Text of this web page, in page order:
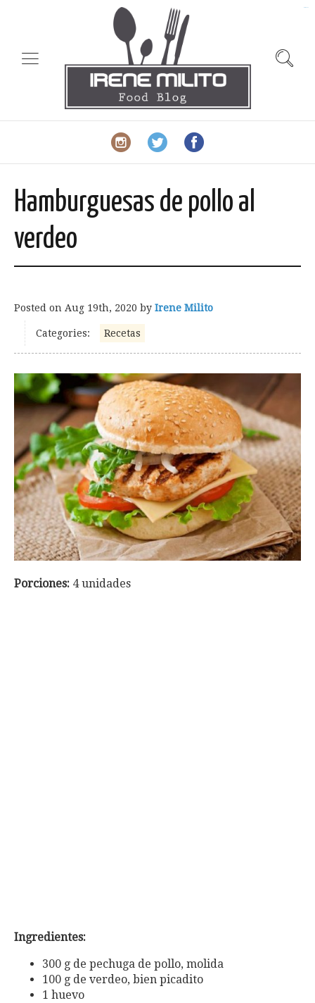
Hamburguesas de pollo al
verdeo
Posted on Aug 19th, 2020 by Irene Milito
Categories: Recetas
Porciones: 4 unidades
Ingredientes:
300 g de pechuga de pollo, molida
100 g de verdeo, bien picadito
1 huevo